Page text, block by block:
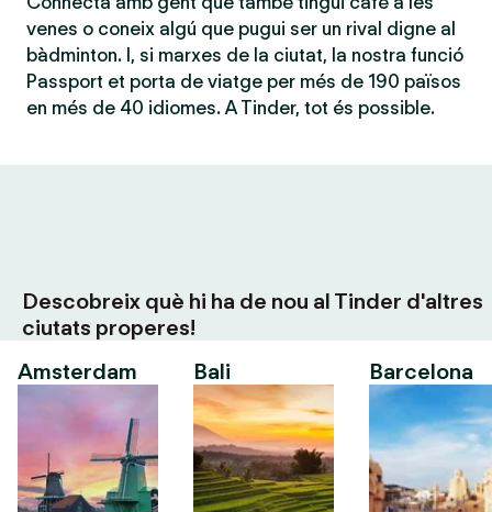
venes o coneix algú que pugui ser un rival digne al
bàdminton. I, si marxes de la ciutat, la nostra funció
Passport et porta de viatge per més de 190 països
en més de 40 idiomes. A Tinder, tot és possible.
Descobreix què hi ha de nou al Tinder d'altres
ciutats properes!
Amsterdam
Bali Barcelona